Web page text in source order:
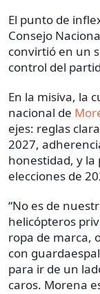
El punto de
Consejo
convirtió en un
control del
En la misiva, la
nacional de
ejes: reglas
2027,
honestidad, y
elecciones de
“No es de
helicópteros
ropa de marca,
con
para ir de un
caros. Morena